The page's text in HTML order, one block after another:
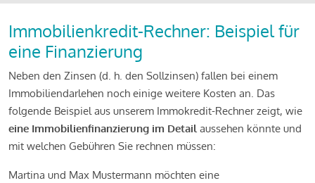
Immobilienkredit-Rechner: Beispiel für
eine Finanzierung
Neben den Zinsen (d. h. den Sollzinsen) fallen bei einem
Immobiliendarlehen noch einige weitere Kosten an. Das
folgende Beispiel aus unserem Immokredit-Rechner zeigt, wie
eine Immobilienfinanzierung im Detail aussehen könnte und
mit welchen Gebühren Sie rechnen müssen:
Martina und Max Mustermann möchten eine